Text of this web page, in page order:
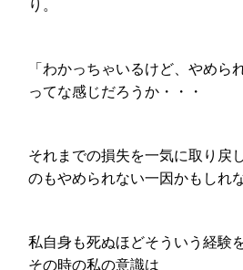
り。
「わかっちゃいるけど、やめら
ってな感じだろうか・・・
それまでの損失を一気に取り戻
のもやめられない一因かもしれな
私自身も死ぬほどそういう経験
その時の私の意識は